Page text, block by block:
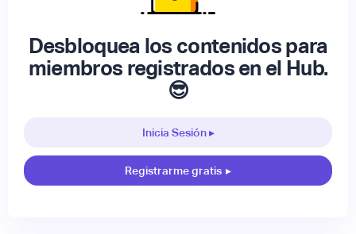
Desbloquea los contenidos para
miembros registrados en el Hub.
😎
Inicia Sesión ▸
Registrarme gratis ▸